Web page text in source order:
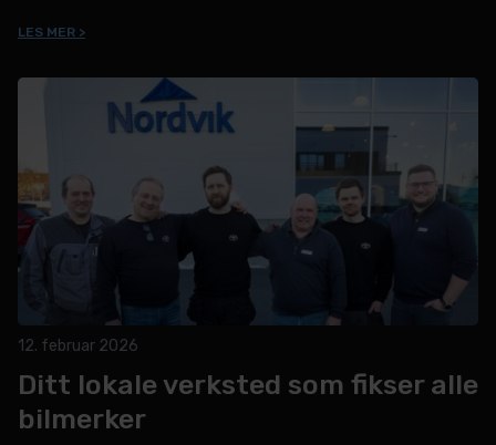
LES MER >
12. februar 2026
Ditt lokale verksted som fikser alle
bilmerker